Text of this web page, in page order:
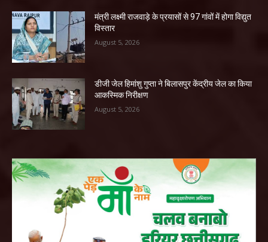
मंत्री लक्ष्मी राजवाड़े के प्रयासों से 97 गांवों में होगा विद्युत
विस्तार
August 5, 2026
डीजी जेल हिमांशु गुप्ता ने बिलासपुर केंद्रीय जेल का किया
आकस्मिक निरीक्षण
August 5, 2026